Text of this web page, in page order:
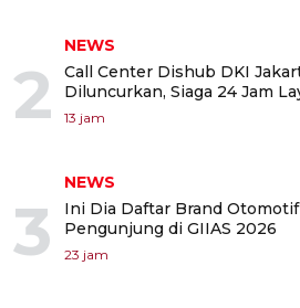
2
NEWS
Call Center Dishub DKI
Diluncurkan, Siaga 24 Jam
13 jam
3
NEWS
Ini Dia Daftar Brand
Pengunjung di GIIAS 2026
23 jam